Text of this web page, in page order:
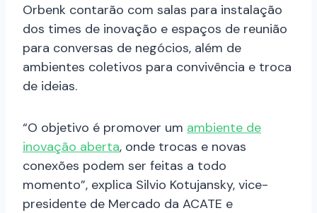
Orbenk contarão com salas para instalação
dos times de inovação e espaços de reunião
para conversas de negócios, além de
ambientes coletivos para convivência e troca
de ideias.
“O objetivo é promover um ambiente de
inovação aberta, onde trocas e novas
conexões podem ser feitas a todo
momento”, explica Silvio Kotujansky, vice-
presidente de Mercado da ACATE e